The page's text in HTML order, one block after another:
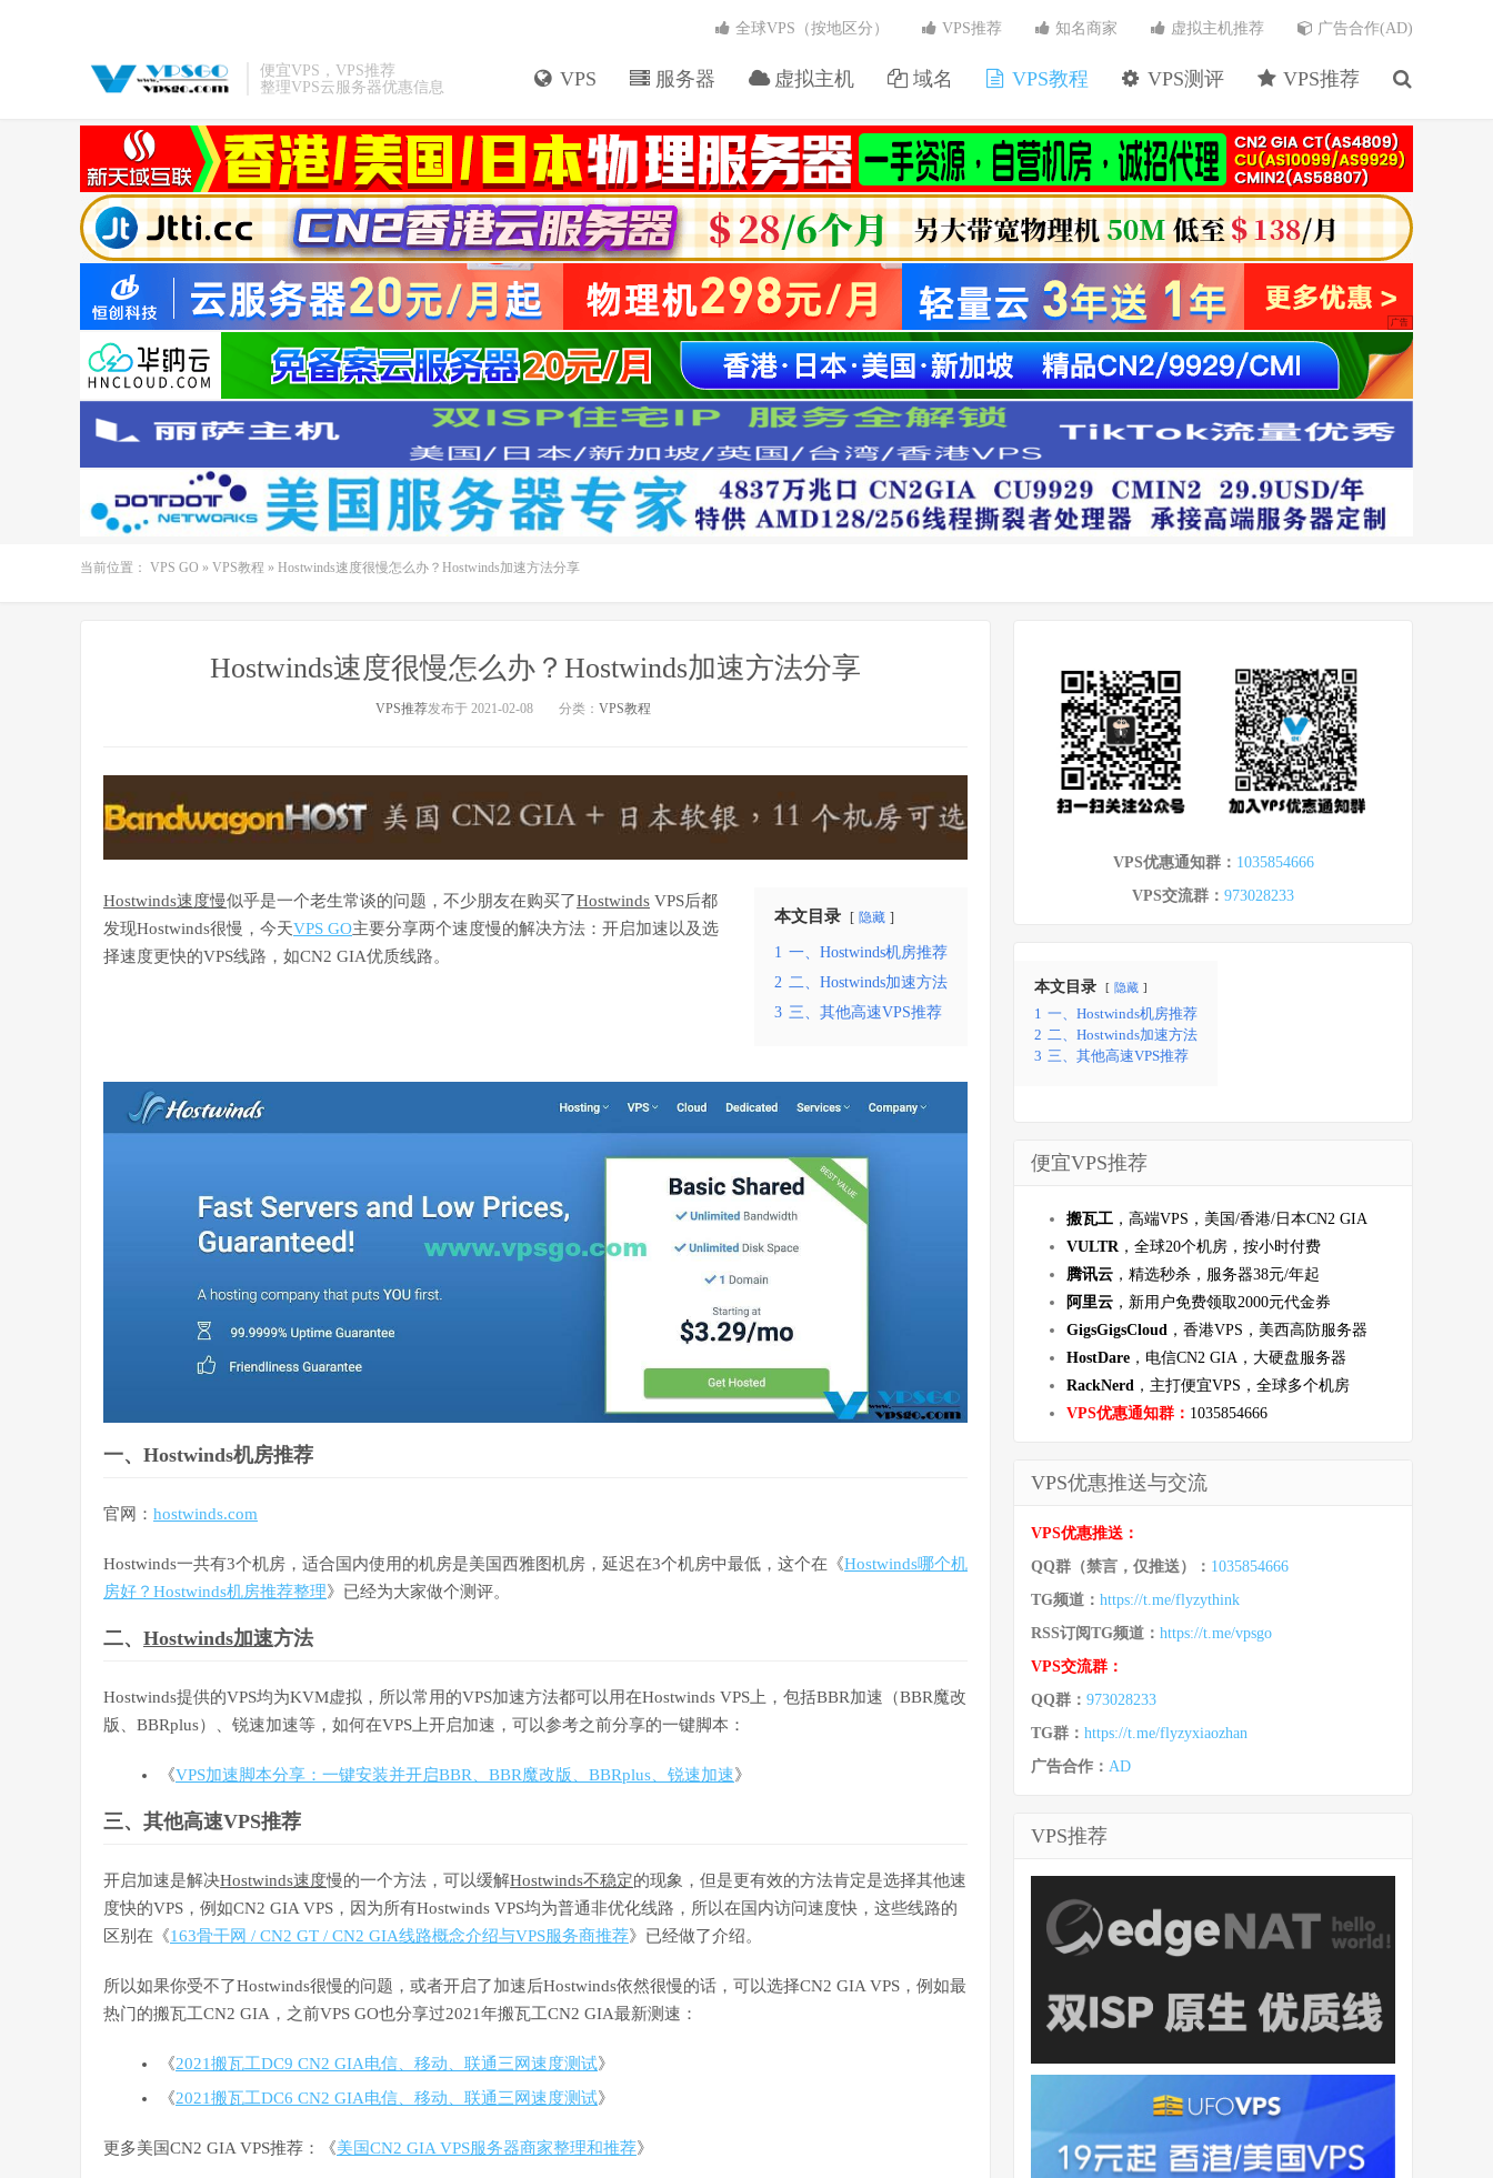
便宜VPS，VPS推荐
整理VPS云服务器优惠信息
VPS 服务器 虚拟主机 域名 VPS教程 VPS测评 VPS推荐
全球VPS（按地区分） VPS推荐 知名商家 虚拟主机推荐 广告合作(AD)
当前位置： VPS GO » VPS教程 » Hostwinds速度很慢怎么办？Hostwinds加速方法分享
Hostwinds速度很慢怎么办？Hostwinds加速方法分享
VPS推荐发布于 2021-02-08 分类： VPS教程
本文目录 隐藏
1 一、Hostwinds机房推荐
2 二、Hostwinds加速方法
3 三、其他高速VPS推荐
Hostwinds速度慢似乎是一个老生常谈的问题，不少朋友在购买了Hostwinds VPS后都
发现Hostwinds很慢，今天VPS GO主要分享两个速度慢的解决方法：开启加速以及选
择速度更快的VPS线路，如CN2 GIA优质线路。
一、Hostwinds机房推荐
官网： hostwinds.com
Hostwinds一共有3个机房，适合国内使用的机房是美国西雅图机房，延迟在3个机房中最低，这个在《Hostwinds哪个机
房好？Hostwinds机房推荐整理》已经为大家做个测评。
二、 Hostwinds加速方法
Hostwinds提供的VPS均为KVM虚拟，所以常用的VPS加速方法都可以用在Hostwinds VPS上，包括BBR加速（BBR魔改
版、BBRplus）、锐速加速等，如何在VPS上开启加速，可以参考之前分享的一键脚本：
《VPS加速脚本分享：一键安装并开启BBR、BBR魔改版、BBRplus、锐速加速》
三、其他高速VPS推荐
开启加速是解决Hostwinds速度慢的一个方法，可以缓解Hostwinds不稳定的现象，但是更有效的方法肯定是选择其他速
度快的VPS，例如CN2 GIA VPS，因为所有Hostwinds VPS均为普通非优化线路，所以在国内访问速度快，这些线路的
区别在《163骨干网 / CN2 GT / CN2 GIA线路概念介绍与VPS服务商推荐》已经做了介绍。
所以如果你受不了Hostwinds很慢的问题，或者开启了加速后Hostwinds依然很慢的话，可以选择CN2 GIA VPS，例如最
热门的搬瓦工CN2 GIA，之前VPS GO也分享过2021年搬瓦工CN2 GIA最新测速：
《2021搬瓦工DC9 CN2 GIA电信、移动、联通三网速度测试》
《2021搬瓦工DC6 CN2 GIA电信、移动、联通三网速度测试》
更多美国CN2 GIA VPS推荐：《美国CN2 GIA VPS服务器商家整理和推荐》
VPS优惠通知群： 1035854666
VPS交流群： 973028233
本文目录 隐藏
1 一、Hostwinds机房推荐
2 二、Hostwinds加速方法
3 三、其他高速VPS推荐
便宜VPS推荐
搬瓦工 ，高端VPS，美国/香港/日本CN2 GIA
VULTR ，全球20个机房，按小时付费
腾讯云 ，精选秒杀，服务器38元/年起
阿里云 ，新用户免费领取2000元代金券
GigsGigsCloud ，香港VPS，美西高防服务器
HostDare ，电信CN2 GIA，大硬盘服务器
RackNerd ，主打便宜VPS，全球多个机房
VPS优惠通知群： 1035854666
VPS优惠推送与交流
VPS优惠推送：
QQ群（禁言，仅推送）： 1035854666
TG频道： https://t.me/flyzythink
RSS订阅TG频道： https://t.me/vpsgo
VPS交流群：
QQ群： 973028233
TG群： https://t.me/flyzyxiaozhan
广告合作： AD
VPS推荐